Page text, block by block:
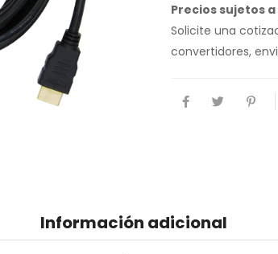
Precios sujetos
Solicite una
convertidores,
Información adicional